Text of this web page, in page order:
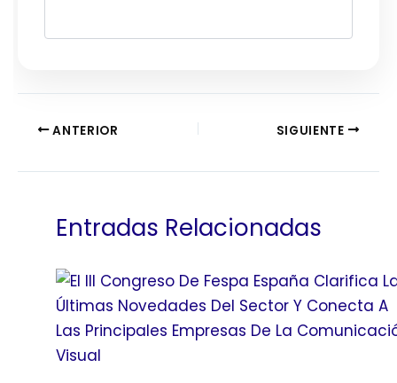
ANTERIOR SIGUIENTE
Entradas Relacionadas